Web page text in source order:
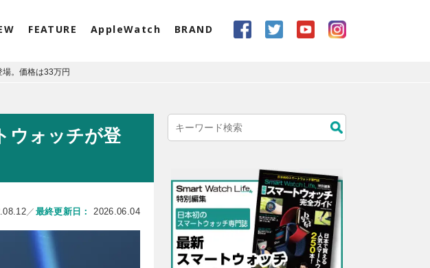
FEATURE AppleWatch BRAND
。価格は33万円
ウォッチが登
／ 最終更新日： 2026.06.04